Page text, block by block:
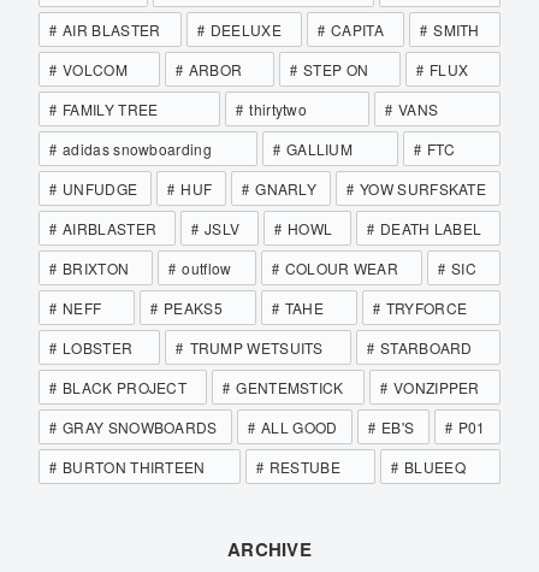
AIR BLASTER
DEELUXE CAPITA
SMITH
VOLCOM
ARBOR STEP ON
FLUX
FAMILY TREE
thirtytwo
VANS
adidas snowboarding
GALLIUM
FTC
UNFUDGE
HUF GNARLY
YOW SURFSKATE
AIRBLASTER
JSLV HOWL
DEATH LABEL
BRIXTON
outflow COLOUR WEAR
SIC
NEFF
PEAKS5 TAHE
TRYFORCE
LOBSTER
TRUMP WETSUITS
STARBOARD
BLACK PROJECT
GENTEMSTICK
VONZIPPER
GRAY SNOWBOARDS
ALL GOOD EB'S
P01
BURTON THIRTEEN
RESTUBE BLUEEQ
ARCHIVE